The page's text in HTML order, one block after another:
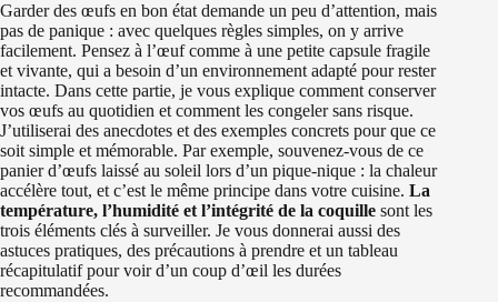
Garder des œufs en bon état demande un peu d’attention, mais
pas de panique : avec quelques règles simples, on y arrive
facilement. Pensez à l’œuf comme à une petite capsule fragile
et vivante, qui a besoin d’un environnement adapté pour rester
intacte. Dans cette partie, je vous explique comment conserver
vos œufs au quotidien et comment les congeler sans risque.
J’utiliserai des anecdotes et des exemples concrets pour que ce
soit simple et mémorable. Par exemple, souvenez-vous de ce
panier d’œufs laissé au soleil lors d’un pique-nique : la chaleur
accélère tout, et c’est le même principe dans votre cuisine. La
température, l’humidité et l’intégrité de la coquille sont les
trois éléments clés à surveiller. Je vous donnerai aussi des
astuces pratiques, des précautions à prendre et un tableau
récapitulatif pour voir d’un coup d’œil les durées
recommandées.